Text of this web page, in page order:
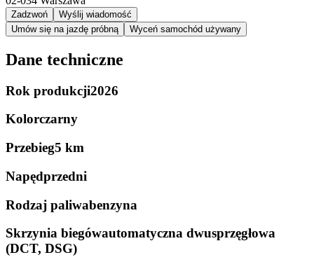
Zadzwoń
Wyślij wiadomość
Umów się na jazdę próbną
Wyceń samochód używany
Dane techniczne
Rok produkcji2026
Kolorczarny
Przebieg5 km
Napędprzedni
Rodzaj paliwabenzyna
Skrzynia biegówautomatyczna dwusprzęgłowa
(DCT, DSG)